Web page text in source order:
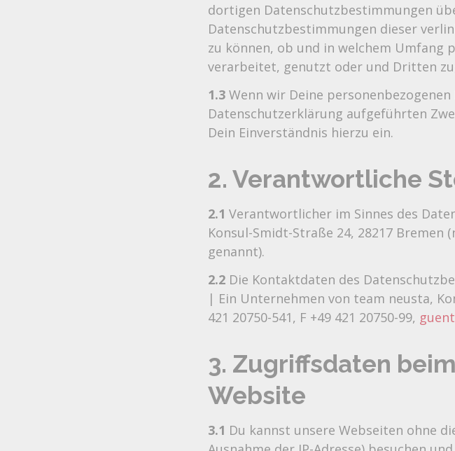
dortigen Datenschutzbestimmungen
Datenschutzbestimmungen dieser
zu können, ob und in welchem Umfang
verarbeitet, genutzt oder und Dritten
1.3 Wenn wir Deine
Datenschutzerklärung aufgeführten
Dein Einverständnis hierzu ein.
2. Verantwortliche
2.1 Verantwortlicher im Sinnes des
Konsul-Smidt-Straße 24, 28217 Bremen
genannt).
2.2 Die Kontaktdaten des
| Ein Unternehmen von team neusta,
421 20750-541, F +49 421 20750-99,
3. Zugriffsdaten
Website
3.1 Du kannst unsere Webseiten ohne